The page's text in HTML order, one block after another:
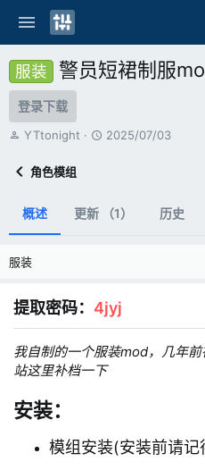
服装 警员短裙制服
登录下载
作
YTtonight
创
2025/07/03
角色模组
概述 更新 （1） 历史
服装
提取密码： 4jyj
我自制的一个服装mod，几年
站这里补档一下
安装：
模组安装(安装前请记